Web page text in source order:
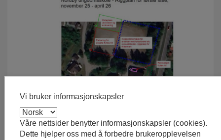
Vi bruker informasjonskapsler
Våre nettsider benytter informasjonskapsler (cookies).
Dette hjelper oss med å forbedre brukeropplevelsen